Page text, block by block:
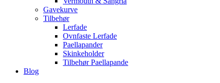
Gavekurve
Tilbehør
Lerfade
Ovnfaste Lerfade
Paellapander
Skinkeholder
Tilbehør Paellapande
Blog